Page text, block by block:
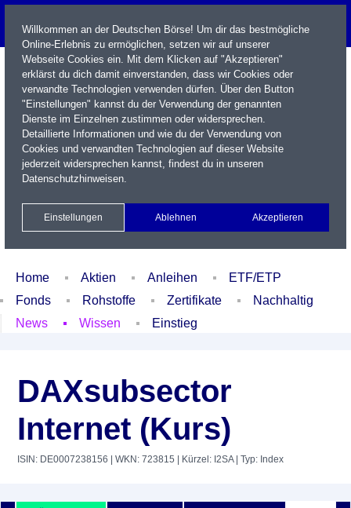
Name / WKN / ISIN / Kürzel
Xetra Realtime
Watchlist Portfolio Login
Home Aktien Anleihen
ETF/ETP
Fonds
Rohstoffe Zertifikate
Nachhaltig
News
Wissen Einstieg
DAXsubsector
Internet (Kurs)
ISIN: DE0007238156 | WKN: 723815 | Kürzel: I2SA| Typ: Index
Willkommen an der Deutschen Börse! Um dir das bestmögliche
Online-Erlebnis zu ermöglichen, setzen wir auf unserer
Webseite Cookies ein. Mit dem Klicken auf "Akzeptieren"
erklärst du dich damit einverstanden, dass wir Cookies oder
verwandte Technologien verwenden dürfen. Über den Button
"Einstellungen" kannst du der Verwendung der genannten
Dienste im Einzelnen zustimmen oder widersprechen.
Detaillierte Informationen und wie du der Verwendung von
Cookies und verwandten Technologien auf dieser Website
jederzeit widersprechen kannst, findest du in unseren
Datenschutzhinweisen.
Einstellungen Ablehnen Akzeptieren